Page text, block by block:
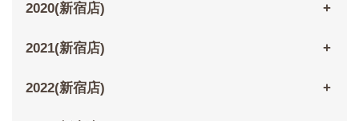
2020(新宿店)
2021(新宿店)
2022(新宿店)